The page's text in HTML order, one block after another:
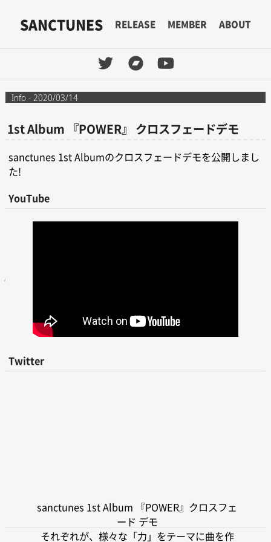
SANCTUNES RELEASE MEMBER ABOUT
Info - 2020/03/14
1st Album 『POWER』 クロスフェードデモ
sanctunes 1st Albumのクロスフェードデモを公開しまし
た!
YouTube
Twitter
sanctunes 1st Album 『POWER』クロスフェ
ード デモ
それぞれが、様々な「力」をテーマに曲を作